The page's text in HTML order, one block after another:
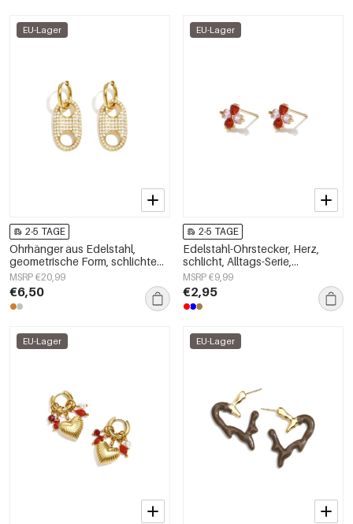
EU-Lager
2-5 TAGE
Ohrhänger aus Edelstahl,
geometrische Form, schlichte
Alltags-Serie, Damenschmuck
MSRP €20,99
€6,50
EU-Lager
2-5 TAGE
Edelstahl-Ohrstecker, Herz,
schlicht, Alltags-Serie,
Damenschmuck
MSRP €9,99
€2,95
EU-Lager EU-Lager